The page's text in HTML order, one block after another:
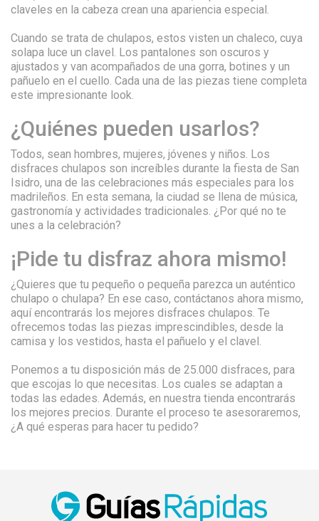
claveles en la cabeza crean una apariencia especial.
Cuando se trata de chulapos, estos visten un chaleco, cuya
solapa luce un clavel. Los pantalones son oscuros y
ajustados y van acompañados de una gorra, botines y un
pañuelo en el cuello. Cada una de las piezas tiene completa
este impresionante look.
¿Quiénes pueden usarlos?
Todos, sean hombres, mujeres, jóvenes y niños. Los
disfraces chulapos son increíbles durante la fiesta de San
Isidro, una de las celebraciones más especiales para los
madrileños. En esta semana, la ciudad se llena de música,
gastronomía y actividades tradicionales. ¿Por qué no te
unes a la celebración?
¡Pide tu disfraz ahora mismo!
¿Quieres que tu pequeño o pequeña parezca un auténtico
chulapo o chulapa? En ese caso, contáctanos ahora mismo,
aquí encontrarás los mejores disfraces chulapos. Te
ofrecemos todas las piezas imprescindibles, desde la
camisa y los vestidos, hasta el pañuelo y el clavel.
Ponemos a tu disposición más de 25.000 disfraces, para
que escojas lo que necesitas. Los cuales se adaptan a
todas las edades. Además, en nuestra tienda encontrarás
los mejores precios. Durante el proceso te asesoraremos,
¿A qué esperas para hacer tu pedido?